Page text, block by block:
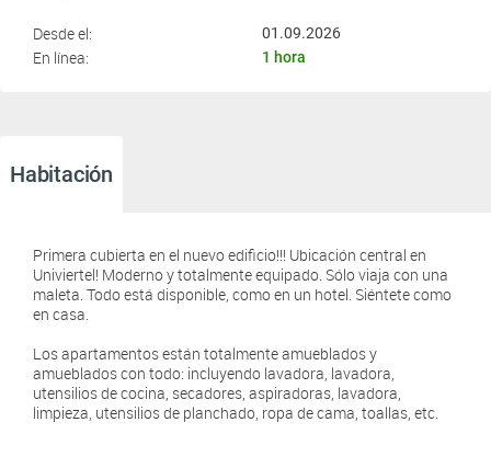
Desde el: 01.09.2026
En línea: 1 hora
Habitación
Primera cubierta en el nuevo edificio!!! Ubicación central en
Univiertel! Moderno y totalmente equipado. Sólo viaja con una
maleta. Todo está disponible, como en un hotel. Siéntete como
en casa.
Los apartamentos están totalmente amueblados y
amueblados con todo: incluyendo lavadora, lavadora,
utensilios de cocina, secadores, aspiradoras, lavadora,
limpieza, utensilios de planchado, ropa de cama, toallas, etc.